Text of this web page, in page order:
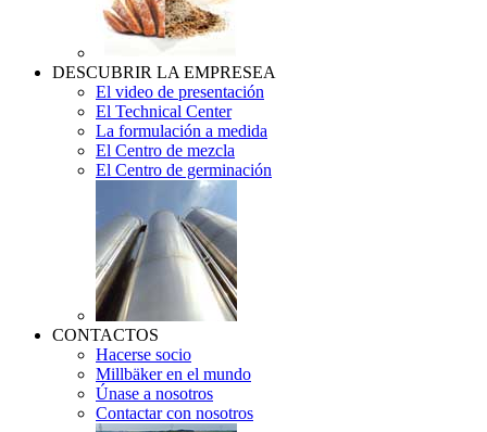
DESCUBRIR LA EMPRESEA
El video de presentación
El Technical Center
La formulación a medida
El Centro de mezcla
El Centro de germinación
CONTACTOS
Hacerse socio
Millbäker en el mundo
Únase a nosotros
Contactar con nosotros